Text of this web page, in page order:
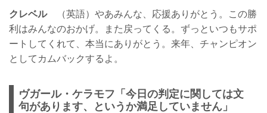
クレベル（英語）やあみんな、応援ありがとう。この勝
利はみんなのおかげ。また戻ってくる。ずっといつもサポ
ートしてくれて、本当にありがとう。来年、チャンピオン
としてカムバックするよ。
ヴガール・ケラモフ「今日の判定に関しては文
句があります、というか満足していません」